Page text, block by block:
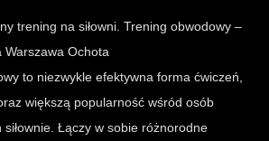
trening na siłowni. Trening obwodowy –
Warszawa Ochota
to niezwykle efektywna forma ćwiczeń,
większą popularność wśród osób
siłownie. Łączy w sobie różnorodne